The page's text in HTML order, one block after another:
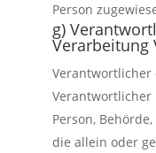
Person
g)
Verarbeitung
Person,
die allein oder